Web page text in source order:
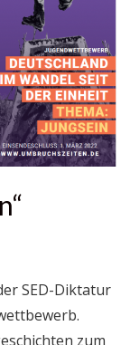
SED-Diktatur
zum